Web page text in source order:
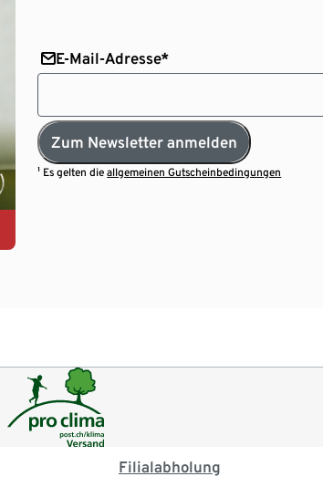
E-Mail-Adresse*
Zum Newsletter anmelden
¹ Es gelten dieallgemeinen Gutscheinbedingungen
Filialabholung